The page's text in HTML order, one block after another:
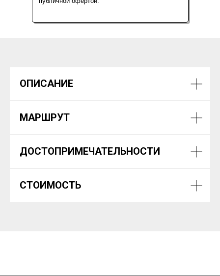
ОПИСАНИЕ
МАРШРУТ
ДОСТОПРИМЕЧАТЕЛЬНОСТИ
СТОИМОСТЬ